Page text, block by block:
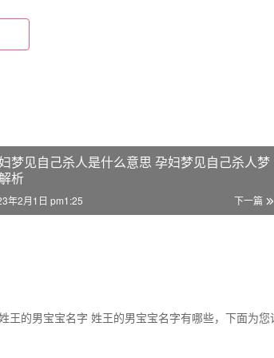
梦见自己杀人是什么意思 孕妇梦见自己杀人梦
析
下一篇
年2月1日 pm1:25
王的男宝宝名字 姓王的男宝宝名字有哪些，下面为您